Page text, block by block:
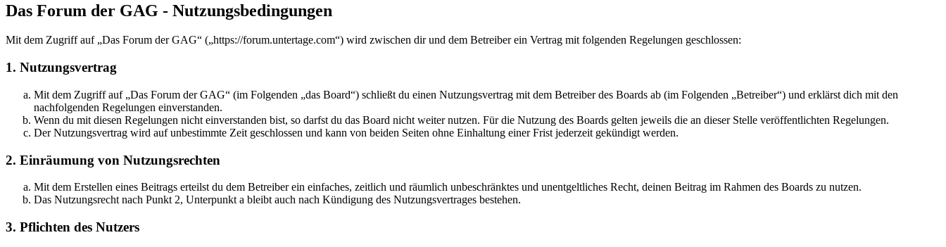
Das Forum der GAG - Nutzungsbedingungen
Mit dem Zugriff auf „Das Forum der GAG“ („https://forum.untertage.com“) wird zwischen dir und dem Betreiber ein Vertrag mit folgenden Regelungen geschlossen:
1. Nutzungsvertrag
Mit dem Zugriff auf „Das Forum der GAG“ (im Folgenden „das Board“) schließt du einen Nutzungsvertrag mit dem Betreiber des Boards ab (im Folgenden „Betreiber“) und erklärst dich mit den
nachfolgenden Regelungen einverstanden.
Wenn du mit diesen Regelungen nicht einverstanden bist, so darfst du das Board nicht weiter nutzen. Für die Nutzung des Boards gelten jeweils die an dieser Stelle veröffentlichten Regelungen.
Der Nutzungsvertrag wird auf unbestimmte Zeit geschlossen und kann von beiden Seiten ohne Einhaltung einer Frist jederzeit gekündigt werden.
2. Einräumung von Nutzungsrechten
Mit dem Erstellen eines Beitrags erteilst du dem Betreiber ein einfaches, zeitlich und räumlich unbeschränktes und unentgeltliches Recht, deinen Beitrag im Rahmen des Boards zu nutzen.
Das Nutzungsrecht nach Punkt 2, Unterpunkt a bleibt auch nach Kündigung des Nutzungsvertrages bestehen.
3. Pflichten des Nutzers